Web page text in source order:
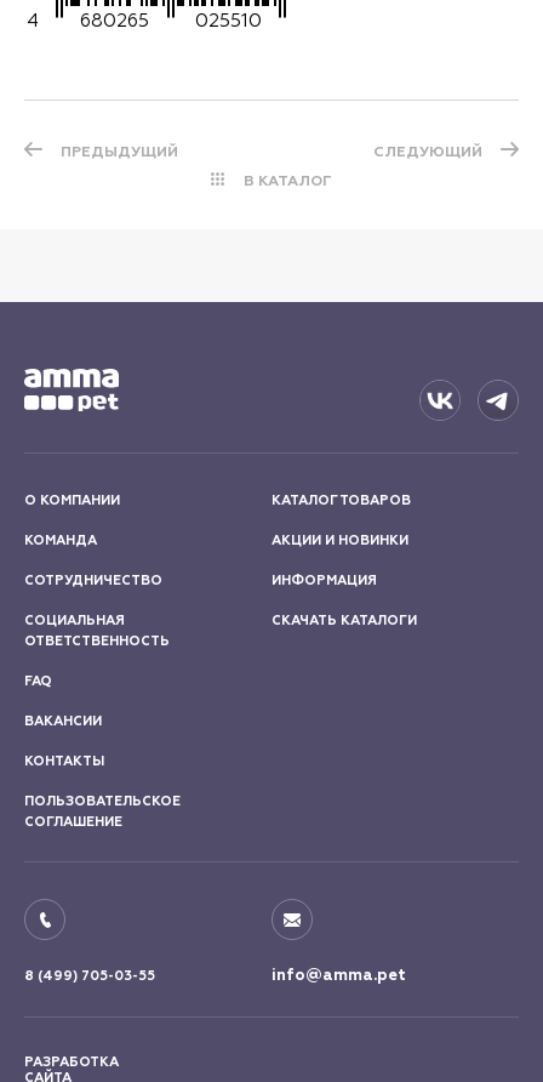
4 680265 025510
ПРЕДЫДУЩИЙ
В КАТАЛОГ
СЛЕДУЮЩИЙ
О КОМПАНИИ
КОМАНДА
СОТРУДНИЧЕСТВО
СОЦИАЛЬНАЯ
ОТВЕТСТВЕННОСТЬ
КАТАЛОГ ТОВАРОВ
АКЦИИ И НОВИНКИ
ИНФОРМАЦИЯ
СКАЧАТЬ КАТАЛОГИ
FAQ
ВАКАНСИИ
КОНТАКТЫ
ПОЛЬЗОВАТЕЛЬСКОЕ
СОГЛАШЕНИЕ
8 (499) 705-03-55 info@amma.pet
РАЗРАБОТКА
САЙТА